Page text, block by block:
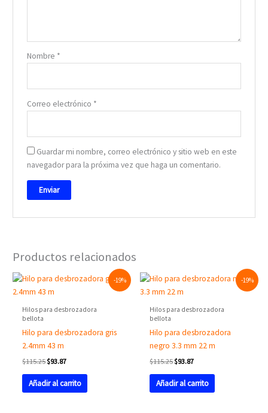
Nombre *
Correo electrónico *
Guardar mi nombre, correo electrónico y sitio web en este
navegador para la próxima vez que haga un comentario.
Productos relacionados
-19%
Hilos para desbrozadora
bellota
Hilo para desbrozadora gris
2.4mm 43 m
$115.25
Original
was:
$93.87
Current
Añadir al carrito
-19%
Hilos para desbrozadora
bellota
Hilo para desbrozadora
negro 3.3 mm 22 m
$115.25
Original
was:
$93.87
Current
Añadir al carrito